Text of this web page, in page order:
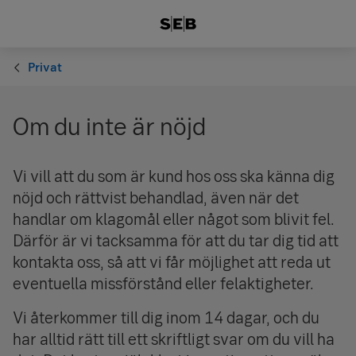
Privat
Om du inte är nöjd
Vi vill att du som är kund hos oss ska känna dig
nöjd och rättvist behandlad, även när det
handlar om klagomål eller något som blivit fel.
Därför är vi tacksamma för att du tar dig tid att
kontakta oss, så att vi får möjlighet att reda ut
eventuella missförstånd eller felaktigheter.
Vi återkommer till dig inom 14 dagar, och du
har alltid rätt till ett skriftligt svar om du vill ha